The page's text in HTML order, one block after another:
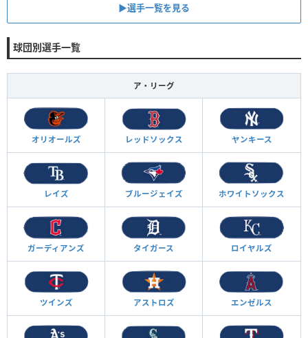
▶︎選手一覧を見る
球団別選手一覧
ア・リーグ
オリオールズ レッドソックス ヤンキース
レイズ ブルージェイズ ホワイトソックス
ガーディアンズ タイガース ロイヤルズ
ツインズ アストロズ エンゼルス